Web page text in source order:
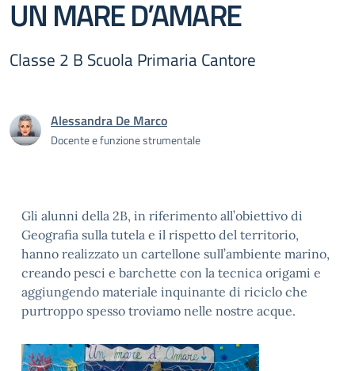
UN MARE D’AMARE
Classe 2 B Scuola Primaria Cantore
Alessandra De Marco
Docente e funzione strumentale
Gli alunni della 2B, in riferimento all’obiettivo di
Geografia sulla tutela e il rispetto del territorio,
hanno realizzato un cartellone sull’ambiente marino,
creando pesci e barchette con la tecnica origami e
aggiungendo materiale inquinante di riciclo che
purtroppo spesso troviamo nelle nostre acque.